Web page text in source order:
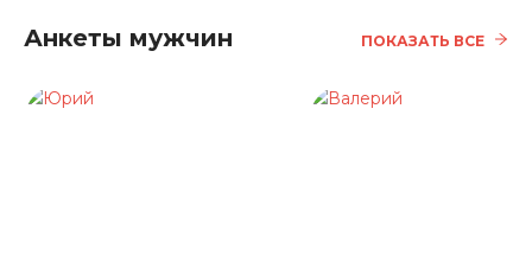
Анкеты мужчин ПОКАЗАТЬ ВСЕ